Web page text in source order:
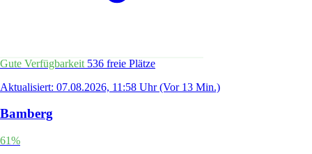
Gute Verfügbarkeit 536 freie Plätze
Aktualisiert: 07.08.2026, 11:58 Uhr(Vor 13 Min.)
Bamberg
61%